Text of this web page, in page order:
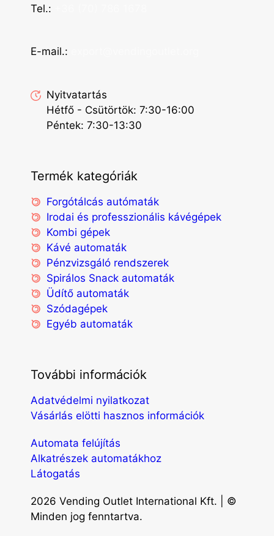
Tel.:
E-mail.:
Nyitvatartás
Hétfő - Csütörtök: 7:30-16:00
Péntek: 7:30-13:30
Termék kategóriák
Forgótálcás autómaták
Irodai és professzionális kávégépek
Kombi gépek
Kávé automaták
Pénzvizsgáló rendszerek
Spirálos Snack automaták
Üdítő automaták
Szódagépek
Egyéb automaták
További információk
Adatvédelmi nyilatkozat
Vásárlás elötti hasznos információk
Automata felújítás
Alkatrészek automatákhoz
Látogatás
2026 Vending Outlet International Kft. | ©
Minden jog fenntartva.